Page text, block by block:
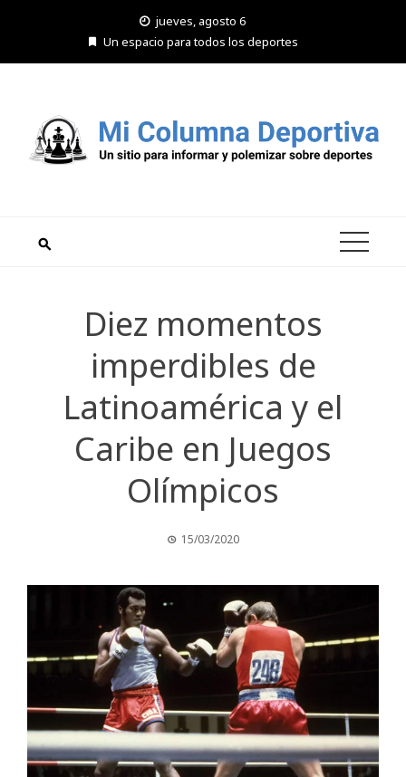
jueves, agosto 6
Un espacio para todos los deportes
Diez momentos
imperdibles de
Latinoamérica y el
Caribe en Juegos
Olímpicos
15/03/2020